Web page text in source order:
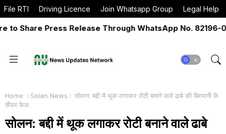
File RTI Driving Licence Join Whatsapp Group Legal Help
Press Release Through WhatsApp No. 82196-
Home Solan News
सोलन: बद्दी में थूक लगाकर रोटी बनाने वाले ढाबे की बिरयानी के
सैंपल फेल
सोलन: बद्दी में थूक लगाकर रोटी बनाने वाले ढाबे